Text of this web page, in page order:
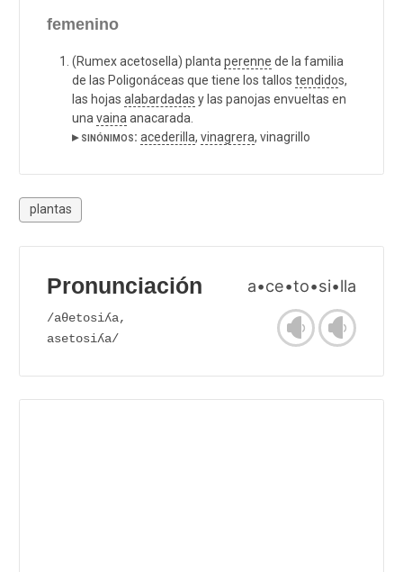
femenino
(Rumex acetosella) planta perenne de la familia
de las Poligonáceas que tiene los tallos tendidos,
las hojas alabardadas y las panojas envueltas en
una vaina anacarada.
▸ sinónimos: acederilla, vinagrera, vinagrillo
plantas
Pronunciación a•ce•to•si•lla
/aθetosiʎa,
asetosiʎa/